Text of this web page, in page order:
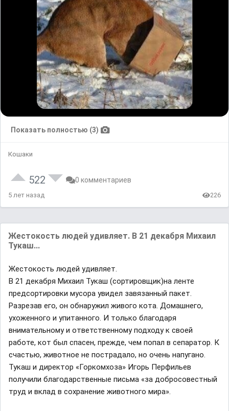
Показать полностью (3)
Кошаки
522 0 комментариев
5 лет назад 226
Жестокость людей удивляет. В 21 декабря Михаил
Тукаш...
Жестокость людей удивляет.
В 21 декабря Михаил Тукаш (сортировщик)на ленте
предсортировки мусора увидел завязанный пакет.
Разрезав его, он обнаружил живого кота. Домашнего,
ухоженного и упитанного. И только благодаря
внимательному и ответственному подходу к своей
работе, кот был спасен, прежде, чем попал в сепаратор. К
счастью, животное не пострадало, но очень напугано.
Тукаш и директор «Горкомхоза» Игорь Перфильев
получили благодарственные письма «за добросовестный
труд и вклад в сохранение животного мира».